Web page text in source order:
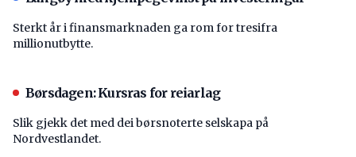
Sterkt år i finansmarknaden ga rom for tresifra
millionutbytte.
Børsdagen: Kursras for reiarlag
Slik gjekk det med dei børsnoterte selskapa på
Nordvestlandet.